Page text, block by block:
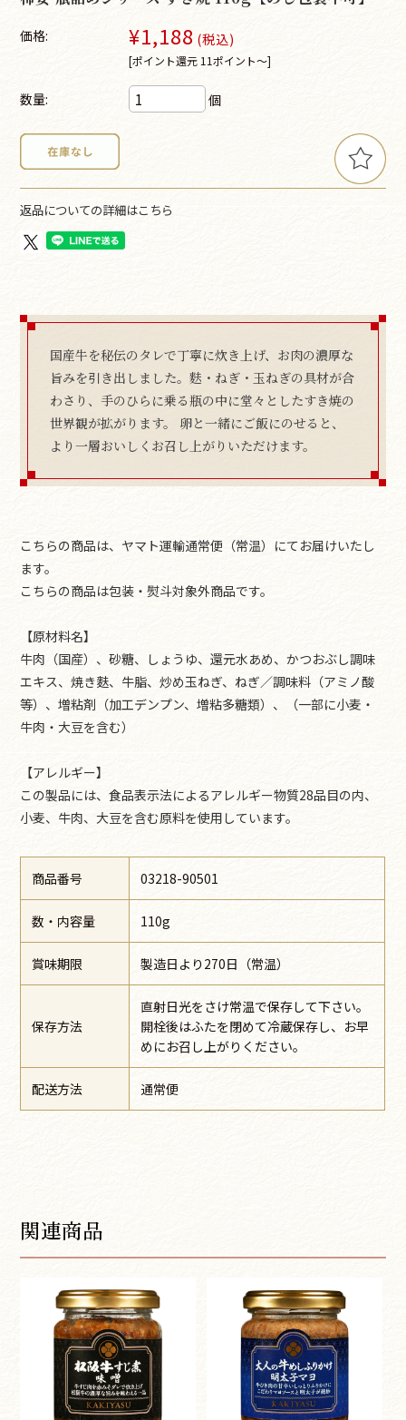
価格: ¥1,188 (税込)
[ポイント還元 11ポイント～]
数量: 個
返品についての詳細はこちら
国産牛を秘伝のタレで丁寧に炊き上げ、お肉の濃厚な
旨みを引き出しました。麩・ねぎ・玉ねぎの具材が合
わさり、手のひらに乗る瓶の中に堂々としたすき焼の
世界観が拡がります。 卵と一緒にご飯にのせると、
より一層おいしくお召し上がりいただけます。
こちらの商品は、ヤマト運輸通常便（常温）にてお届けいたし
ます。
こちらの商品は包装・熨斗対象外商品です。
【原材料名】
牛肉（国産）、砂糖、しょうゆ、還元水あめ、かつおぶし調味
エキス、焼き麩、牛脂、炒め玉ねぎ、ねぎ／調味料（アミノ酸
等）、増粘剤（加工デンプン、増粘多糖類）、（一部に小麦・
牛肉・大豆を含む）
【アレルギー】
この製品には、食品表示法によるアレルギー物質28品目の内、
小麦、牛肉、大豆を含む原料を使用しています。
商品番号 03218-90501
数・内容量 110g
賞味期限 製造日より270日（常温）
保存方法
直射日光をさけ常温で保存して下さい。
開栓後はふたを閉めて冷蔵保存し、お早
めにお召し上がりください。
配送方法 通常便
関連商品